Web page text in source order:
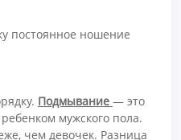
постоянное ношение
Подмывание — это
мужского пола.
чем девочек. Разница